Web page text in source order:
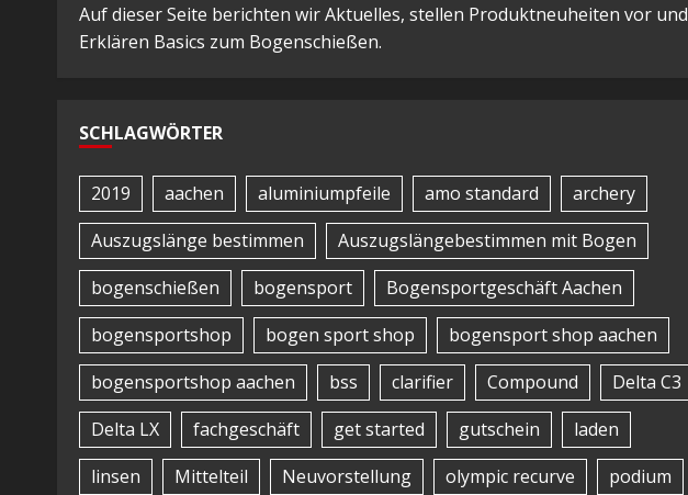
Auf dieser Seite berichten wir Aktuelles, stellen Produktneuheiten vor und
Erklären Basics zum Bogenschießen.
SCHLAGWÖRTER
2019 aachen aluminiumpfeile amo standard
archery
Auszugslänge bestimmen
Auszugslängebestimmen mit Bogen
bogenschießen
bogensport
Bogensportgeschäft Aachen
bogensportshop
bogen sport shop
bogensport shop aachen
bogensportshop aachen
bss clarifier Compound
Delta C3
Delta LX
fachgeschäft get started gutschein
laden
linsen
Mittelteil Neuvorstellung olympic recurve
podium